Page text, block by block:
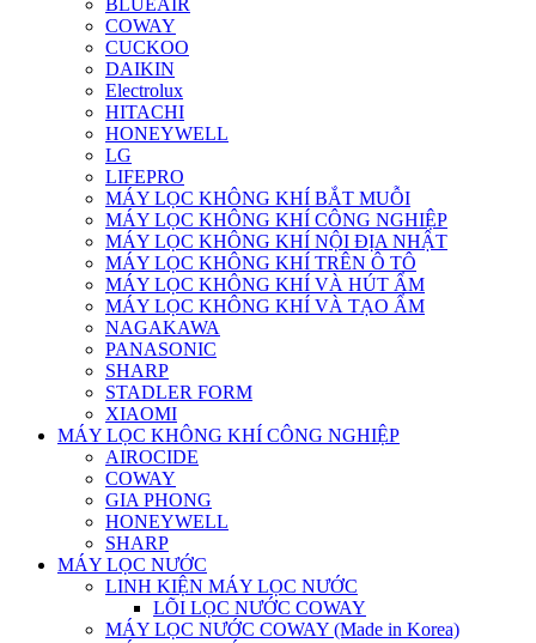
BLUEAIR
COWAY
CUCKOO
DAIKIN
Electrolux
HITACHI
HONEYWELL
LG
LIFEPRO
MÁY LỌC KHÔNG KHÍ BẮT MUỖI
MÁY LỌC KHÔNG KHÍ CÔNG NGHIỆP
MÁY LỌC KHÔNG KHÍ NỘI ĐỊA NHẬT
MÁY LỌC KHÔNG KHÍ TRÊN Ô TÔ
MÁY LỌC KHÔNG KHÍ VÀ HÚT ẨM
MÁY LỌC KHÔNG KHÍ VÀ TẠO ẨM
NAGAKAWA
PANASONIC
SHARP
STADLER FORM
XIAOMI
MÁY LỌC KHÔNG KHÍ CÔNG NGHIỆP
AIROCIDE
COWAY
GIA PHONG
HONEYWELL
SHARP
MÁY LỌC NƯỚC
LINH KIỆN MÁY LỌC NƯỚC
LÕI LỌC NƯỚC COWAY
MÁY LỌC NƯỚC COWAY (Made in Korea)